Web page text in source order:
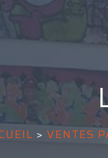
> VENTES